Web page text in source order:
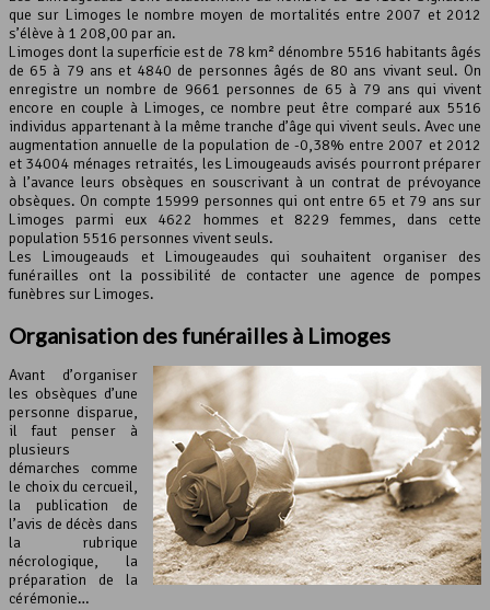
que sur Limoges le nombre moyen de mortalités entre 2007 et 2012
s’élève à 1 208,00 par an.
Limoges dont la superficie est de 78 km² dénombre 5516 habitants âgés
de 65 à 79 ans et 4840 de personnes âgés de 80 ans vivant seul. On
enregistre un nombre de 9661 personnes de 65 à 79 ans qui vivent
encore en couple à Limoges, ce nombre peut être comparé aux 5516
individus appartenant à la même tranche d’âge qui vivent seuls. Avec une
augmentation annuelle de la population de -0,38% entre 2007 et 2012
et 34004 ménages retraités, les Limougeauds avisés pourront préparer
à l’avance leurs obsèques en souscrivant à un contrat de prévoyance
obsèques. On compte 15999 personnes qui ont entre 65 et 79 ans sur
Limoges parmi eux 4622 hommes et 8229 femmes, dans cette
population 5516 personnes vivent seuls.
Les Limougeauds et Limougeaudes qui souhaitent organiser des
funérailles ont la possibilité de contacter une agence de pompes
funèbres sur Limoges.
Organisation des funérailles à Limoges
Avant d’organiser
les obsèques d’une
personne disparue,
il faut penser à
plusieurs
démarches comme
le choix du cercueil,
la publication de
l’avis de décès dans
la rubrique
nécrologique, la
préparation de la
cérémonie…